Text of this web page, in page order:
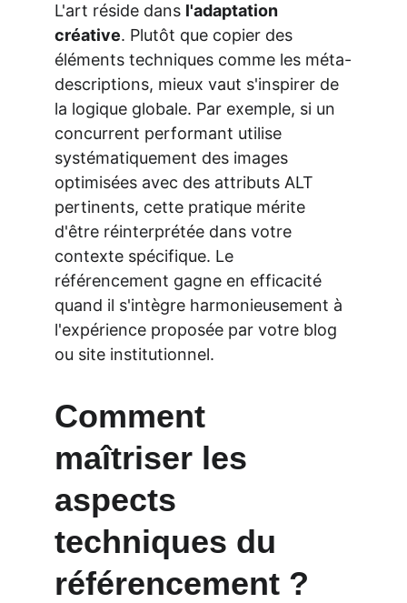
L'art réside dans l'adaptation
créative. Plutôt que copier des
éléments techniques comme les méta-
descriptions, mieux vaut s'inspirer de
la logique globale. Par exemple, si un
concurrent performant utilise
systématiquement des images
optimisées avec des attributs ALT
pertinents, cette pratique mérite
d'être réinterprétée dans votre
contexte spécifique. Le
référencement gagne en efficacité
quand il s'intègre harmonieusement à
l'expérience proposée par votre blog
ou site institutionnel.
Comment
maîtriser les
aspects
techniques du
référencement ?